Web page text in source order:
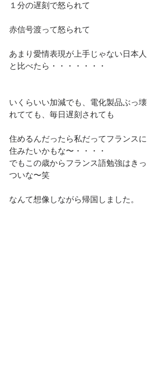
１分の遅刻で怒られて
赤信号渡って怒られて
あまり愛情表現が上手じゃない日本人
と比べたら・・・・・・・
いくらいい加減でも、電化製品ぶっ壊
れてても、毎日遅刻されても
住めるんだったら私だってフランスに
住みたいかもな〜・・・・
でもこの歳からフランス語勉強はきっ
ついな〜笑
なんて想像しながら帰国しました。